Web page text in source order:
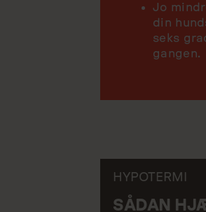
Jo
din
seks
gangen.
HYPOTERMI
SÅDAN